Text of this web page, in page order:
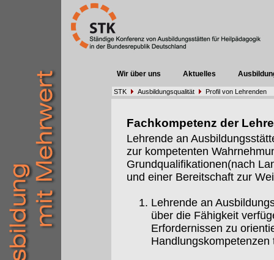
Wir über uns Aktuelles
STK Ausbildungsqualität Profil von Lehrenden
Fachkompetenz der
Lehrende an
zur kompetenten
Grundqualifikationen(nach
und einer Bereitschaft zur
Lehrende an
über die Fähigkeit
Erfordernissen zu